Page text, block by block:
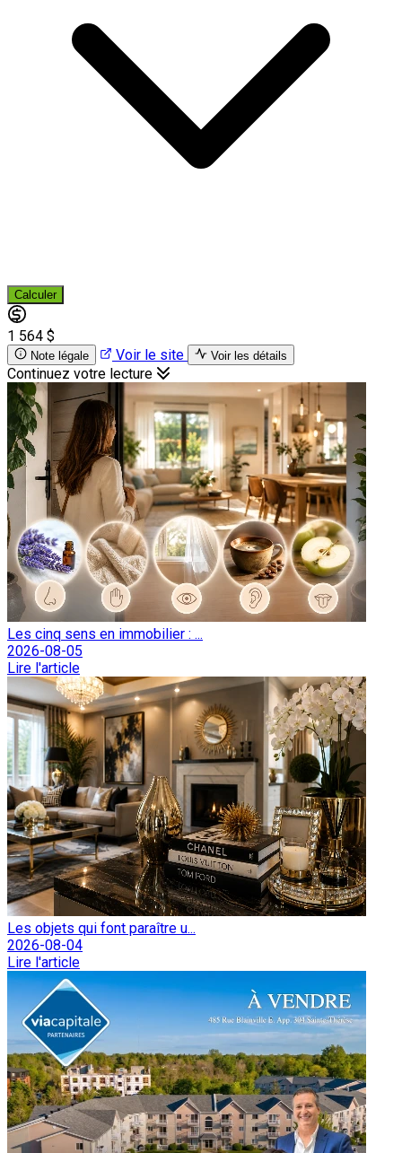
Calculer
1 564 $
Note légale Voir le site Voir les détails
Continuez votre lecture
Les cinq sens en immobilier : ...
2026-08-05
Lire l'article
Les objets qui font paraître u...
2026-08-04
Lire l'article